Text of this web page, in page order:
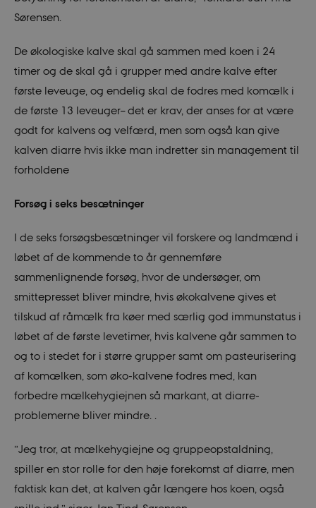
Sørensen.
De økologiske kalve skal gå sammen med koen i 24
timer og de skal gå i grupper med andre kalve efter
første leveuge, og endelig skal de fodres med komælk i
de første 13 leveuger– det er krav, der anses for at være
godt for kalvens og velfærd, men som også kan give
kalven diarre hvis ikke man indretter sin management til
forholdene
Forsøg i seks besætninger
I de seks forsøgsbesætninger vil forskere og landmænd i
løbet af de kommende to år gennemføre
sammenlignende forsøg, hvor de undersøger, om
smittepresset bliver mindre, hvis økokalvene gives et
tilskud af råmælk fra køer med særlig god immunstatus i
løbet af de første levetimer, hvis kalvene går sammen to
og to i stedet for i større grupper samt om pasteurisering
af komælken, som øko-kalvene fodres med, kan
forbedre mælkehygiejnen så markant, at diarre-
problemerne bliver mindre. .
”Jeg tror, at mælkehygiejne og gruppeopstaldning,
spiller en stor rolle for den høje forekomst af diarre, men
faktisk kan det, at kalven går længere hos koen, også